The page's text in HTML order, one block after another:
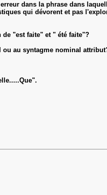
dans la phrase dans
qui dévorent et pas
de "est faite" et " été faite"?
au syntagme nominal